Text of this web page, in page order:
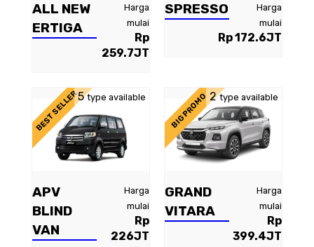
ALL NEW
ERTIGA
Harga
mulai
Rp
259.7JT
SPRESSO
Harga
mulai
Rp 172.6JT
APV
BLIND
VAN
Harga
mulai
Rp
226JT
BEST SELLER5type available
GRAND
VITARA
Harga
mulai
Rp
399.4JT
BIG PROMO2type available